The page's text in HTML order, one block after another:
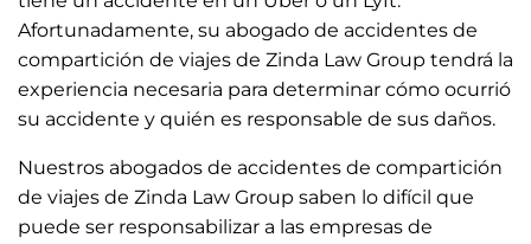
Afortunadamente, su abogado de accidentes de
compartición de viajes de Zinda Law Group tendrá la
experiencia necesaria para determinar cómo ocurrió
su accidente y quién es responsable de sus daños.
Nuestros abogados de accidentes de compartición
de viajes de Zinda Law Group saben lo difícil que
puede ser responsabilizar a las empresas de